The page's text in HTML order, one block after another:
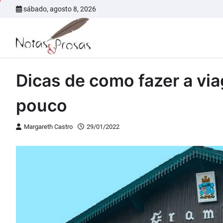
sábado, agosto 8, 2026
Dicas de como fazer a
pouco
Margareth Castro 29/01/2022